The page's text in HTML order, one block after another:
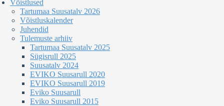
Võistlused
Tartumaa Suusatalv 2026
Võistluskalender
Juhendid
Tulemuste arhiiv
Tartumaa Suusatalv 2025
Sügisrull 2025
Suusatalv 2024
EVIKO Suusarull 2020
EVIKO Suusarull 2019
Eviko Suusarull
Eviko Suusarull 2015